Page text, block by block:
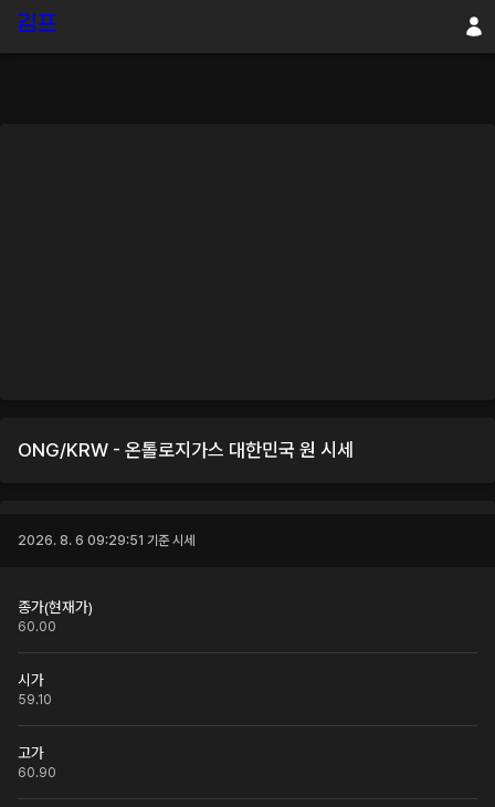
ONG/KRW - 온톨로지가스 대한민국 원 시세
2026. 8. 6 09:29:51 기준 시세
종가(현재가)
60.00
시가
59.10
고가
60.90